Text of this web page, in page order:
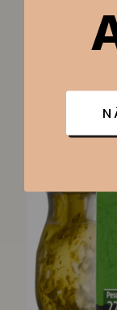
Arroz Arborio